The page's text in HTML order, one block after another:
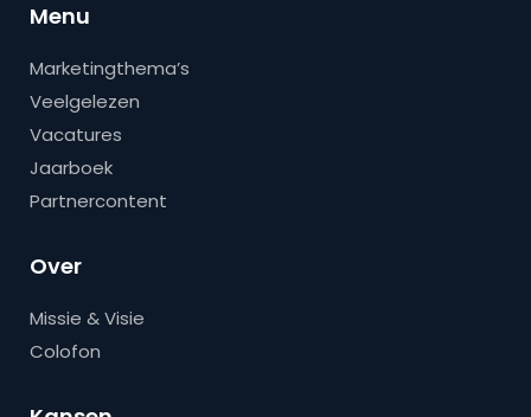
Menu
Marketingthema’s
Veelgelezen
Vacatures
Jaarboek
Partnercontent
Over
Missie & Visie
Colofon